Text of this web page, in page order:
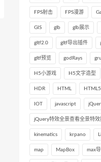
FPS射击 FPS漫游
GIS glb glb展示
gltf2.0 gltf导出插件
gltf预览 godRays
H5小游戏 H5文字造型
HDR HTML HTML5
IOT javascript
jQuery特效全景查看全景特效
kinematics krpano
map MapBox max